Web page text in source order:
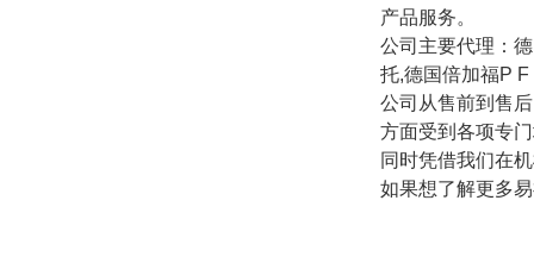
产品服务。
公司主要代理：
托,德国倍加福P
公司从售前到售
方面受到各项专
同时凭借我们在
如果想了解更多